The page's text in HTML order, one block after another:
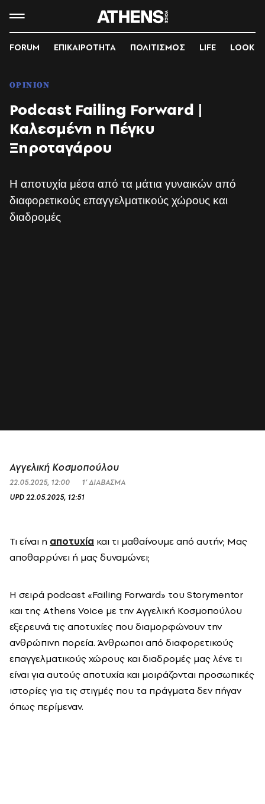
FORUM ΕΠΙΚΑΙΡΟΤΗΤΑ ΠΟΛΙΤΙΣΜΟΣ LIFE LOOK
OPINION
Podcast Failing Forward |
Καλεσμένη η Πέγκυ
Ξηροταγάρου
Η αποτυχία μέσα από τα μάτια γυναικών από
διαφορετικούς επαγγελματικούς χώρους και
διαδρομές
Αγγελική Κοσμοπούλου
22.05.2025, 12:00
1’ ΔΙΑΒΑΣΜΑ
UPD22.05.2025, 12:51
Τι είναι η αποτυχία και τι μαθαίνουμε από αυτήν; Μας
αποθαρρύνει ή μας δυναμώνει;
Η σειρά podcast «Failing Forward» του Storymentor
και της Athens Voice με την Αγγελική Κοσμοπούλου
εξερευνά τις αποτυχίες που διαμορφώνουν την
ανθρώπινη πορεία. Άνθρωποι από διαφορετικούς
επαγγελματικούς χώρους και διαδρομές μας λένε τι
είναι για αυτούς αποτυχία και μοιράζονται προσωπικές
ιστορίες για τις στιγμές που τα πράγματα δεν πήγαν
όπως περίμεναν.